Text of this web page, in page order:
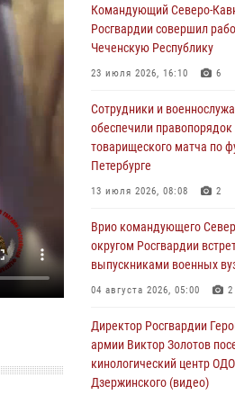
в новой музейной
музея‑диорамы «Курская
Белгородское направление»
06 августа 2026, 10:30
Охрану общественного
безопасность на
обеспечила Росгвардия
06 августа 2026, 10:13
запрещенных веществ
Дагестане при силовой
Росгвардии
06 августа 2026, 09:00
В Югре при силовой
Росгвардии задержаны
страховом мошенничестве
06 августа 2026, 08:56
Командующий Северо-
Росгвардии совершил
Чеченскую Республику
23 июля 2026, 16:10 6
Сотрудники и
обеспечили
товарищеского матча по
Петербурге
13 июля 2026, 08:08 2
Врио командующего
округом Росгвардии
выпускниками военных
04 августа 2026, 05:00 2
Директор Росгвардии
армии Виктор Золотов
кинологический центр
Дзержинского (видео)